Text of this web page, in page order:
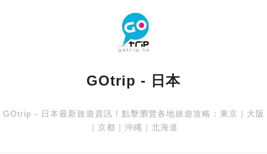
GOtrip - 日本
GOtrip - 日本最新旅遊資訊！點擊瀏覽各地旅遊攻略： 東京
大阪
京都 沖繩 北海道